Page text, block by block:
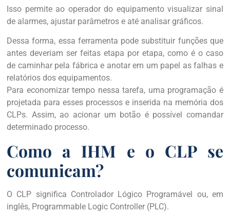
Isso permite ao operador do equipamento visualizar sinal
de alarmes, ajustar parâmetros e até analisar gráficos.
Dessa forma, essa ferramenta pode substituir funções que
antes deveriam ser feitas etapa por etapa, como é o caso
de caminhar pela fábrica e anotar em um papel as falhas e
relatórios dos equipamentos.
Para economizar tempo nessa tarefa, uma programação é
projetada para esses processos e inserida na memória dos
CLPs. Assim, ao acionar um botão é possível comandar
determinado processo.
Como a IHM e o CLP se
comunicam?
O CLP significa Controlador Lógico Programável ou, em
inglês, Programmable Logic Controller (PLC).